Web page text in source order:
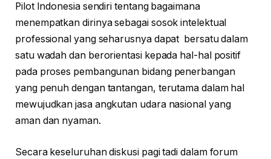
Pilot Indonesia sendiri tentang bagaimana
menempatkan dirinya sebagai sosok intelektual
professional yang seharusnya dapat bersatu dalam
satu wadah dan berorientasi kepada hal-hal positif
pada proses pembangunan bidang penerbangan
yang penuh dengan tantangan, terutama dalam hal
mewujudkan jasa angkutan udara nasional yang
aman dan nyaman.
Secara keseluruhan diskusi pagi tadi dalam forum